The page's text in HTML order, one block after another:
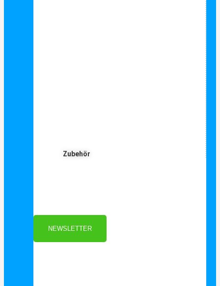
Zubehör
Als Danke schön für Ihre Anmeldung
NEWSLETTER